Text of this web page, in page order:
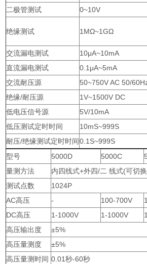
二极管测试
0~10V
绝缘测试 1MΩ~1GΩ
交流漏电测试
10μA~10mA
直流漏电测试
0.1μA~5mA
交流耐压源
50~750V AC 50/
绝缘/耐压源
1V~1500V DC
低电压信号源
5V/10mA
低压测试定时时间
10mS~999S
耐压/绝缘测试定时时间0.1S~999S
型号 5000D 5000C
量测方法
内四线式+外四/二 线式(可切
测试点数
1024P
AC高压
- 100-700V
DC高压
1-1000V 1-1000V
高压输出度
±5%
高压量测度
±5%
高压量测时间 0.01秒-60秒